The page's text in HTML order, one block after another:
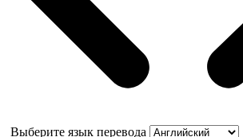
Выберите язык перевода